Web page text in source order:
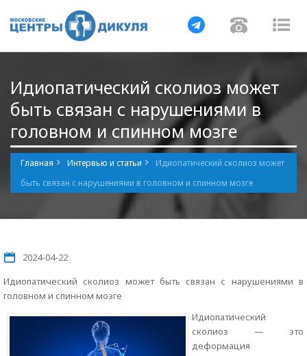
Навигация
Идиопатический сколиоз может
быть связан с нарушениями в
головном и спинном мозге
Главная Интервью и статьи
Идиопатический сколиоз может
быть связан с нарушениями в головном и спинном мозге
2024-04-22
Идиопатический сколиоз может быть связан с нарушениями в
головном и спинном мозге
Идиопатический
сколиоз — это
деформация